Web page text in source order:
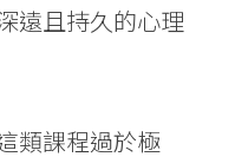
遠且持久的心理
類課程過於極